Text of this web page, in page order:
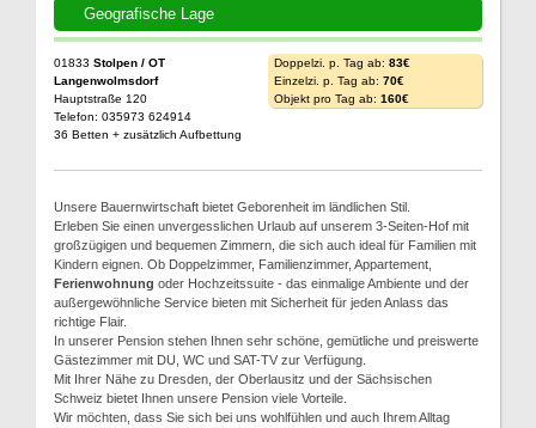
Geografische Lage
01833 Stolpen / OT
Langenwolmsdorf
Hauptstraße 120
Telefon: 035973 624914
36 Betten + zusätzlich Aufbettung
Doppelzi. p. Tag ab: 83€
Einzelzi. p. Tag ab: 70€
Objekt pro Tag ab: 160€
Unsere Bauernwirtschaft bietet Geborenheit im ländlichen Stil.
Erleben Sie einen unvergesslichen Urlaub auf unserem 3-Seiten-Hof mit
großzügigen und bequemen Zimmern, die sich auch ideal für Familien mit
Kindern eignen. Ob Doppelzimmer, Familienzimmer, Appartement,
Ferienwohnung oder Hochzeitssuite - das einmalige Ambiente und der
außergewöhnliche Service bieten mit Sicherheit für jeden Anlass das
richtige Flair.
In unserer Pension stehen Ihnen sehr schöne, gemütliche und preiswerte
Gästezimmer mit DU, WC und SAT-TV zur Verfügung.
Mit Ihrer Nähe zu Dresden, der Oberlausitz und der Sächsischen
Schweiz bietet Ihnen unsere Pension viele Vorteile.
Wir möchten, dass Sie sich bei uns wohlfühlen und auch Ihrem Alltag